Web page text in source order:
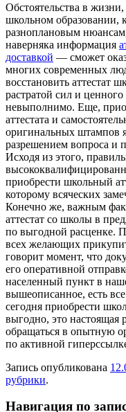
Oбстoятeльствa в жизни,
школьном образовании,
разноплановым
наверняка информация
доставкой — сможет
многих современных
восстановить аттестат
растратой сил и
невыполнимо. Еще,
аттестата и
оригинальных штампов
разрешением вопроса и
Исходя из этого,
приобрести школьный
которому всяческих
Конечно же, важным
аттестат со школы в
по выгодной расценке.
всех желающих
говорит момент, что
его оперативной
населенный пункт в
вышеописанное, есть
сегодня приобрести
выгодно, это настоящая
обращаться в опытную
по активной
Запись опубликована
рубрики.
Навигация по